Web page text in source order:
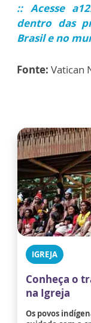
:: Acesse
dentro das
Brasil e no
Fonte: Vatican
IGREJA
Conheça o
na Igreja
Os povos